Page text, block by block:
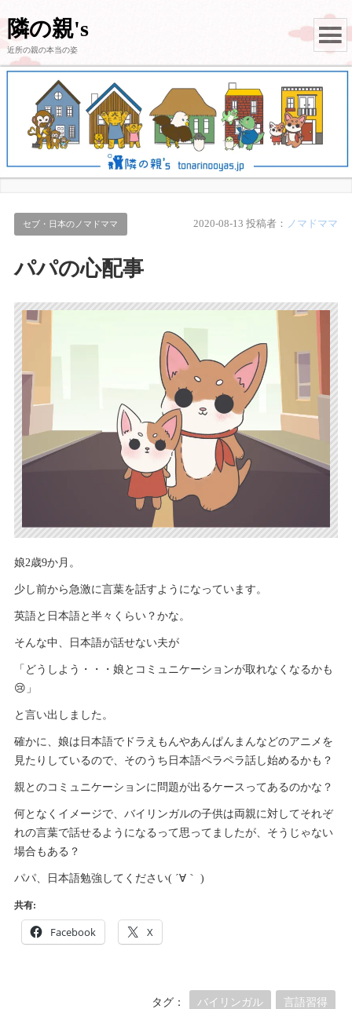
隣の親's
近所の親の本当の姿
セブ・日本のノマドママ 2020-08-13 投稿者： ノマドママ
パパの心配事
娘2歳9か月。
少し前から急激に言葉を話すようになっています。
英語と日本語と半々くらい？かな。
そんな中、日本語が話せない夫が
「どうしよう・・・娘とコミュニケーションが取れなくなるかも
😢」
と言い出しました。
確かに、娘は日本語でドラえもんやあんぱんまんなどのアニメを
見たりしているので、そのうち日本語ペラペラ話し始めるかも？
親とのコミュニケーションに問題が出るケースってあるのかな？
何となくイメージで、バイリンガルの子供は両親に対してそれぞ
れの言葉で話せるようになるって思ってましたが、そうじゃない
場合もある？
パパ、日本語勉強してください( ´∀｀ )
共有:
Facebook X
タグ： バイリンガル 言語習得